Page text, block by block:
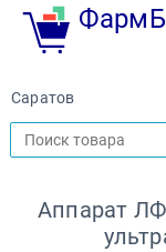
Саратов
Аппарат